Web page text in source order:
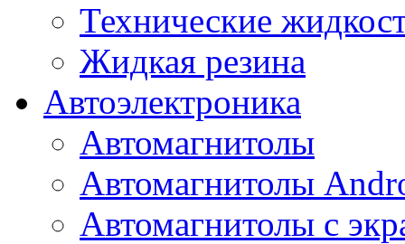
Технические
Жидкая резина
Автоэлектроника
Автомагнитолы
Автомагнитолы
Автомагнитолы с